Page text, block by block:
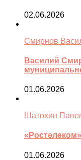
02.06.2026
Смирнов
Василий
01.06.2026
Шатохин
01.06.2026